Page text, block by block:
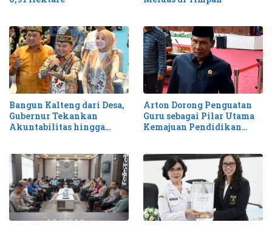
Bangun Kalteng dari Desa,
Gubernur Tekankan
Akuntabilitas hingga
Arton Dorong Penguatan
Guru sebagai Pilar Utama
Kemajuan Pendidikan